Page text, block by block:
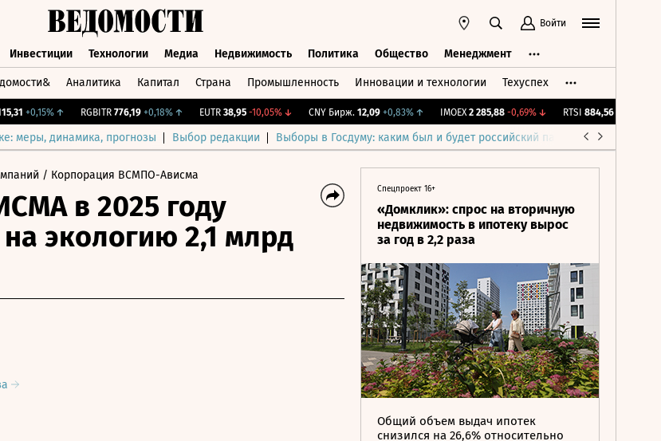
Войти
Инвестиции Технологии Медиа Недвижимость Политика Общество Менеджмент
Аналитика Капитал Страна Промышленность Инновации и технологии Техуспех
+0,15%↑ RGBITR 776,19 +0,18% ↑ EUTR 38,95 -10,05%↓ CNY Бирж. 12,09 +0,83%↑ IMOEX 2 285,88 -0,69%↓ RTSI 884,56 -1,27%
меры, динамика, прогнозы Выбор редакции Выборы в Госдуму: каким был и будет российский парламент
/ Корпорация ВСМПО-Ависма
в 2025 году
экологию 2,1 млрд
Спецпроект 16+
«Домклик»: спрос на вторичную
недвижимость в ипотеку вырос
за год в 2,2 раза
Общий объем выдач ипотек
снизился на 26,6% относительно